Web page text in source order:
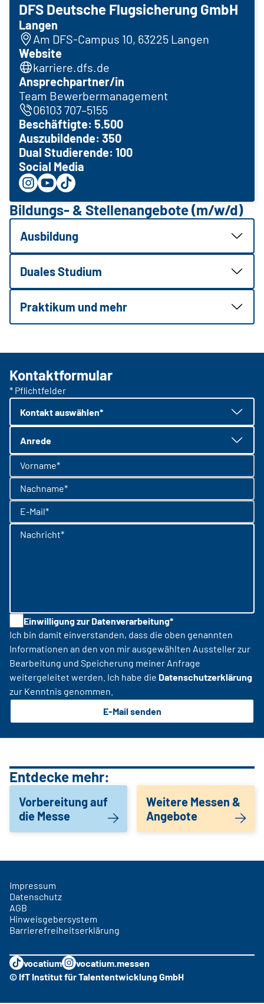
DFS Deutsche Flugsicherung GmbH
Langen
Am DFS-Campus 10, 63225 Langen
Website
karriere.dfs.de
Ansprechpartner/in
Team Bewerbermanagement
06103 707–5155
Beschäftigte: 5.500
Auszubildende: 350
Dual Studierende: 100
Social Media
Bildungs- & Stellenangebote (m/w/d)
Ausbildung
Duales Studium
Praktikum und mehr
Kontaktformular
* Pflichtfelder
Kontakt auswählen*
Anrede
Vorname*
Nachname*
E-Mail*
Nachricht*
Einwilligung zur Datenverarbeitung*
Ich bin damit einverstanden, dass die oben genannten
Informationen an den von mir ausgewählten Aussteller zur
Bearbeitung und Speicherung meiner Anfrage
weitergeleitet werden. Ich habe die Datenschutzerklärung
zur Kenntnis genommen.
E-Mail senden
Entdecke mehr:
Vorbereitung auf
die Messe
Weitere Messen &
Angebote
Impressum
Datenschutz
AGB
Hinweisgebersystem
Barrierefreiheitserklärung
vocatium
vocatium.messen
© IfT Institut für Talententwicklung GmbH